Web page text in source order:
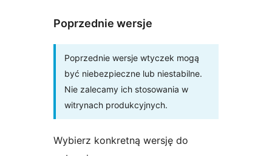
Poprzednie wersje
Poprzednie wersje wtyczek mogą
być niebezpieczne lub niestabilne.
Nie zalecamy ich stosowania w
witrynach produkcyjnych.
Wybierz konkretną wersję do